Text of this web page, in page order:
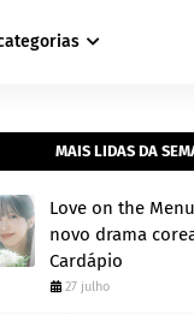
MAIS LIDAS DA
Love on the
novo drama
Cardápio
27 julho